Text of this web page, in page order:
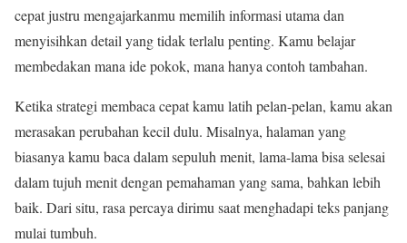
cepat justru mengajarkanmu memilih informasi utama dan
menyisihkan detail yang tidak terlalu penting. Kamu belajar
membedakan mana ide pokok, mana hanya contoh tambahan.
Ketika strategi membaca cepat kamu latih pelan-pelan, kamu akan
merasakan perubahan kecil dulu. Misalnya, halaman yang
biasanya kamu baca dalam sepuluh menit, lama-lama bisa selesai
dalam tujuh menit dengan pemahaman yang sama, bahkan lebih
baik. Dari situ, rasa percaya dirimu saat menghadapi teks panjang
mulai tumbuh.